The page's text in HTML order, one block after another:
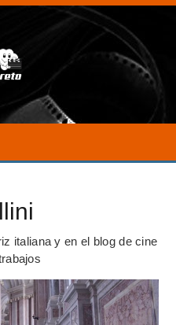
italiana y en el blog de cine